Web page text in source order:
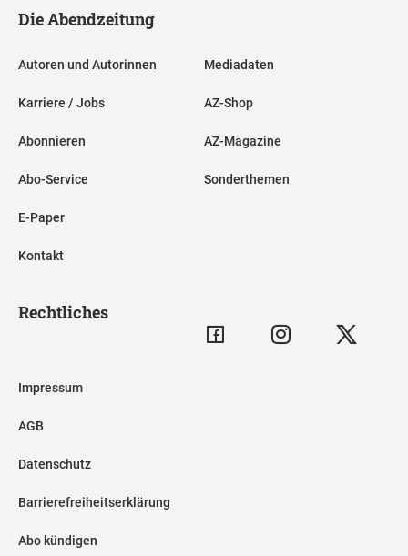
Die Abendzeitung
Autoren und Autorinnen
Karriere / Jobs
Abonnieren
Abo-Service
E-Paper
Kontakt
Mediadaten
AZ-Shop
AZ-Magazine
Sonderthemen
Rechtliches
Impressum
AGB
Datenschutz
Barrierefreiheitserklärung
Abo kündigen